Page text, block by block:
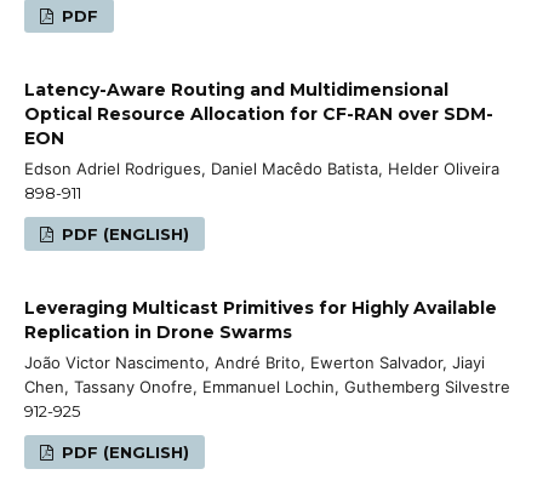
PDF
Latency-Aware Routing and Multidimensional
Optical Resource Allocation for CF-RAN over SDM-
EON
Edson Adriel Rodrigues, Daniel Macêdo Batista, Helder Oliveira
898-911
PDF (ENGLISH)
Leveraging Multicast Primitives for Highly Available
Replication in Drone Swarms
João Victor Nascimento, André Brito, Ewerton Salvador, Jiayi
Chen, Tassany Onofre, Emmanuel Lochin, Guthemberg Silvestre
912-925
PDF (ENGLISH)